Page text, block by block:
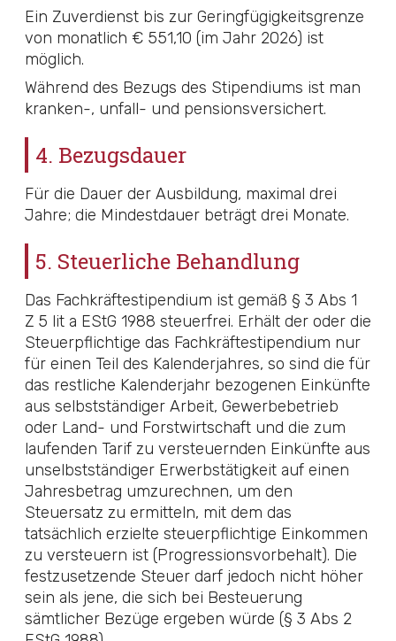
Ein Zuverdienst bis zur Geringfügigkeitsgrenze
von monatlich € 551,10 (im Jahr 2026) ist
möglich.
Während des Bezugs des Stipendiums ist man
kranken-, unfall- und pensionsversichert.
4. Bezugsdauer
Für die Dauer der Ausbildung, maximal drei
Jahre; die Mindestdauer beträgt drei Monate.
5. Steuerliche Behandlung
Das Fachkräftestipendium ist gemäß § 3 Abs 1
Z 5 lit a EStG 1988 steuerfrei. Erhält der oder die
Steuerpflichtige das Fachkräftestipendium nur
für einen Teil des Kalenderjahres, so sind die für
das restliche Kalenderjahr bezogenen Einkünfte
aus selbstständiger Arbeit, Gewerbebetrieb
oder Land- und Forstwirtschaft und die zum
laufenden Tarif zu versteuernden Einkünfte aus
unselbstständiger Erwerbstätigkeit auf einen
Jahresbetrag umzurechnen, um den
Steuersatz zu ermitteln, mit dem das
tatsächlich erzielte steuerpflichtige Einkommen
zu versteuern ist (Progressionsvorbehalt). Die
festzusetzende Steuer darf jedoch nicht höher
sein als jene, die sich bei Besteuerung
sämtlicher Bezüge ergeben würde (§ 3 Abs 2